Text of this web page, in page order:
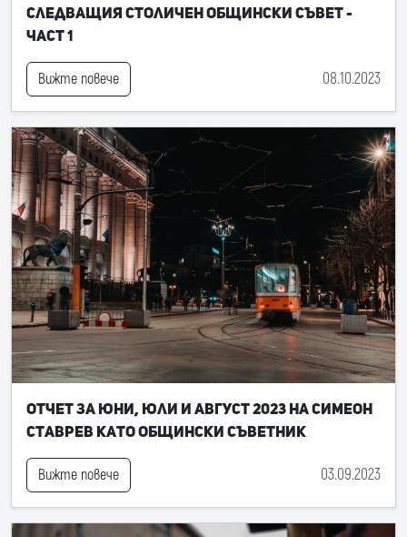
следващия Столичен общински съвет -
част 1
Вижте повече 08.10.2023
Отчет за юни, юли и август 2023 на Симеон
Ставрев като общински съветник
Вижте повече 03.09.2023